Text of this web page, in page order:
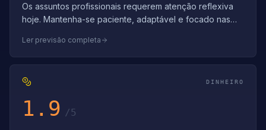
Os assuntos profissionais requerem atenção reflexiva
hoje. Mantenha-se paciente, adaptável e focado nas
Ler previsão completa
DINHEIRO
1.9 /5